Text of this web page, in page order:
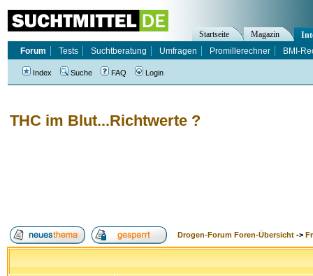
THC im Blut...Richtwerte ?
Drogen-Forum Foren-Übersicht ->
Startseite Magazin
Forum
Tests Suchtberatung Umfragen Promillerechner BMI-
Index Suche FAQ Login